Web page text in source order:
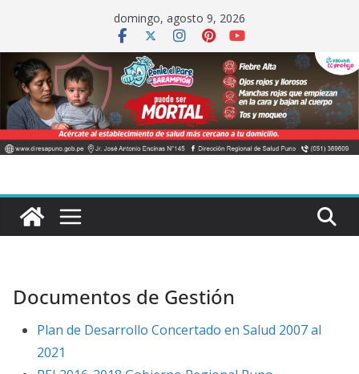
contenido
domingo, agosto 9, 2026
Documentos de Gestión
Plan de Desarrollo Concertado en Salud 2007 al
2021